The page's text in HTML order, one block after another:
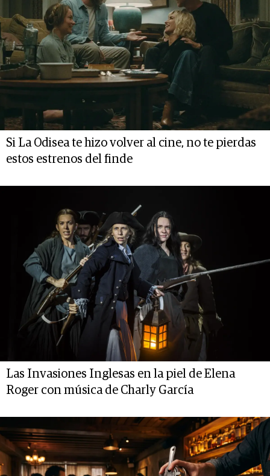
Si La Odisea te hizo volver al cine, no te pierdas
estos estrenos del finde
Las Invasiones Inglesas en la piel de Elena
Roger con música de Charly García